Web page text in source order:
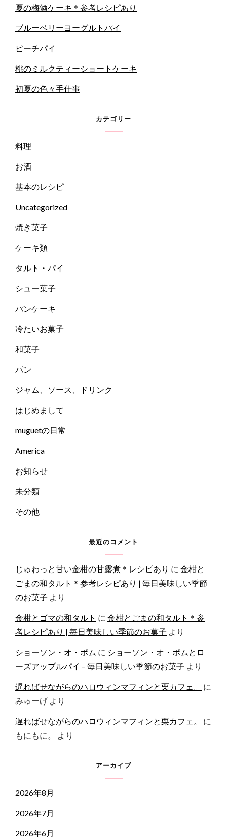
夏の梅酒ケーキ＊参考レシピあり
ブルーベリーヨーグルトパイ
ピーチパイ
桃のミルクティーショートケーキ
初夏の色々手仕事
カテゴリー
料理
お酒
基本のレシピ
Uncategorized
焼き菓子
ケーキ類
タルト・パイ
シュー菓子
パンケーキ
冷たいお菓子
和菓子
パン
ジャム、ソース、ドリンク
はじめまして
muguetの日常
America
お知らせ
未分類
その他
最近のコメント
じゅわっと甘い金柑の甘露煮＊レシピあり に 金柑と
ごまの和タルト＊参考レシピあり | 毎日美味しい季節
のお菓子 より
金柑とゴマの和タルト に 金柑とごまの和タルト＊参
考レシピあり | 毎日美味しい季節のお菓子 より
ショーソン・オ・ポム に ショーソン・オ・ポムとロ
ーズアップルパイ – 毎日美味しい季節のお菓子 より
遅ればせながらのハロウィンマフィンと栗カフェ。
に
みゅーげ より
遅ればせながらのハロウィンマフィンと栗カフェ。
に
もにもに。
より
アーカイブ
2026年8月
2026年7月
2026年6月